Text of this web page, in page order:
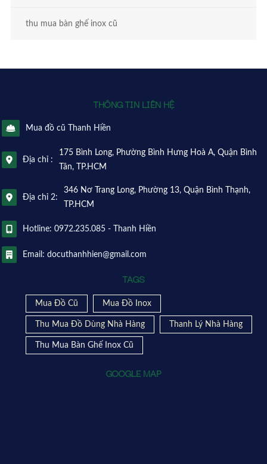
thu mua bàn ghế inox cũ
THÔNG TIN LIÊN HỆ
Mua đồ cũ Thanh Hiền
Địa chỉ :
175 Bình Long, Phường Bình Hưng Hoà A, Quận Bình
Tân, TP.HCM
Địa chỉ 2:
346 Nơ Trang Long, Phường 13, Quận Bình Thạnh,
TP.HCM
Hotline: 0972.235.085 - Thanh Hiền
Email: docuthanhhien@gmail.com
TAGS
Mua Đồ Cũ Mua Đồ Inox
Thu Mua Đồ Dùng Nhà Hàng Thanh Lý Nhà Hàng
Thu Mua Bàn Ghế Inox Cũ
GOOGLE MAP